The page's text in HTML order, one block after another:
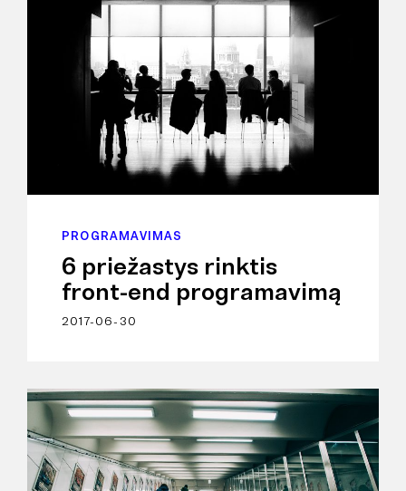
PROGRAMAVIMAS
6 priežastys rinktis
front-end programavimą
2017-06-30